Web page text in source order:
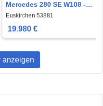
Mercedes 280 SE W108 -
OLDTIMER
Euskirchen 53881
19.980 €
anzeigen